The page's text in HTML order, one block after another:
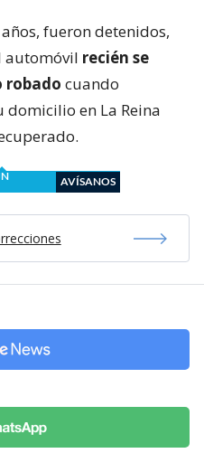
fueron detenidos,
automóvil recién se
robado cuando
domicilio en La Reina
AVÍSANOS